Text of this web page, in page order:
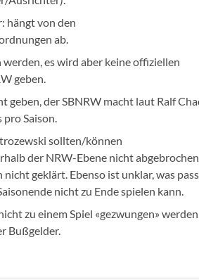
hängt von den
ab.
es wird aber keine offiziellen
geben.
geben, der SBNRW macht laut Ralf
pro Saison.
sollten/können
der NRW-Ebene nicht abgebrochen
geklärt. Ebenso ist unklar, was
nicht zu Ende spielen kann.
zu einem Spiel «gezwungen»
Bußgelder.